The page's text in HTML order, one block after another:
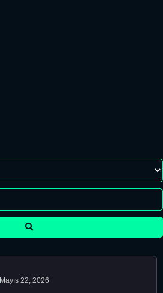
Mayıs 22, 2026